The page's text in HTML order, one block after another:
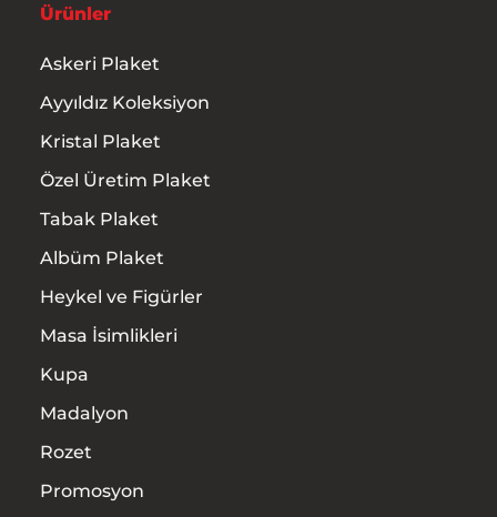
Ürünler
Askeri Plaket
Ayyıldız Koleksiyon
Kristal Plaket
Özel Üretim Plaket
Tabak Plaket
Albüm Plaket
Heykel ve Figürler
Masa İsimlikleri
Kupa
Madalyon
Rozet
Promosyon